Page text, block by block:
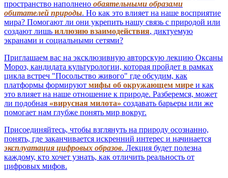
пространство наполнено обаятельными образами
обитателей природы. Но как это влияет на наше восприятие
мира? Помогают ли они укрепить нашу связь с природой или
создают лишь иллюзию взаимодействия, диктуемую
экранами и социальными сетями?
Приглашаем вас на эксклюзивную авторскую лекцию Оксаны
Мороз, кандидата культурологии, которая пройдет в рамках
цикла встреч "Посольство живого" где обсудим, как
платформы формируют мифы об окружающем мире и как
это влияет на наше отношение к природе. Разберемся, может
ли подобная «вирусная милота» создавать барьеры или же
помогает нам глубже понять мир вокруг.
Присоединяйтесь, чтобы взглянуть на природу осознанно,
понять, где заканчивается искренний интерес и начинается
эксплуатация цифровых образов. Лекция будет полезна
каждому, кто хочет узнать, как отличить реальность от
цифровых мифов.